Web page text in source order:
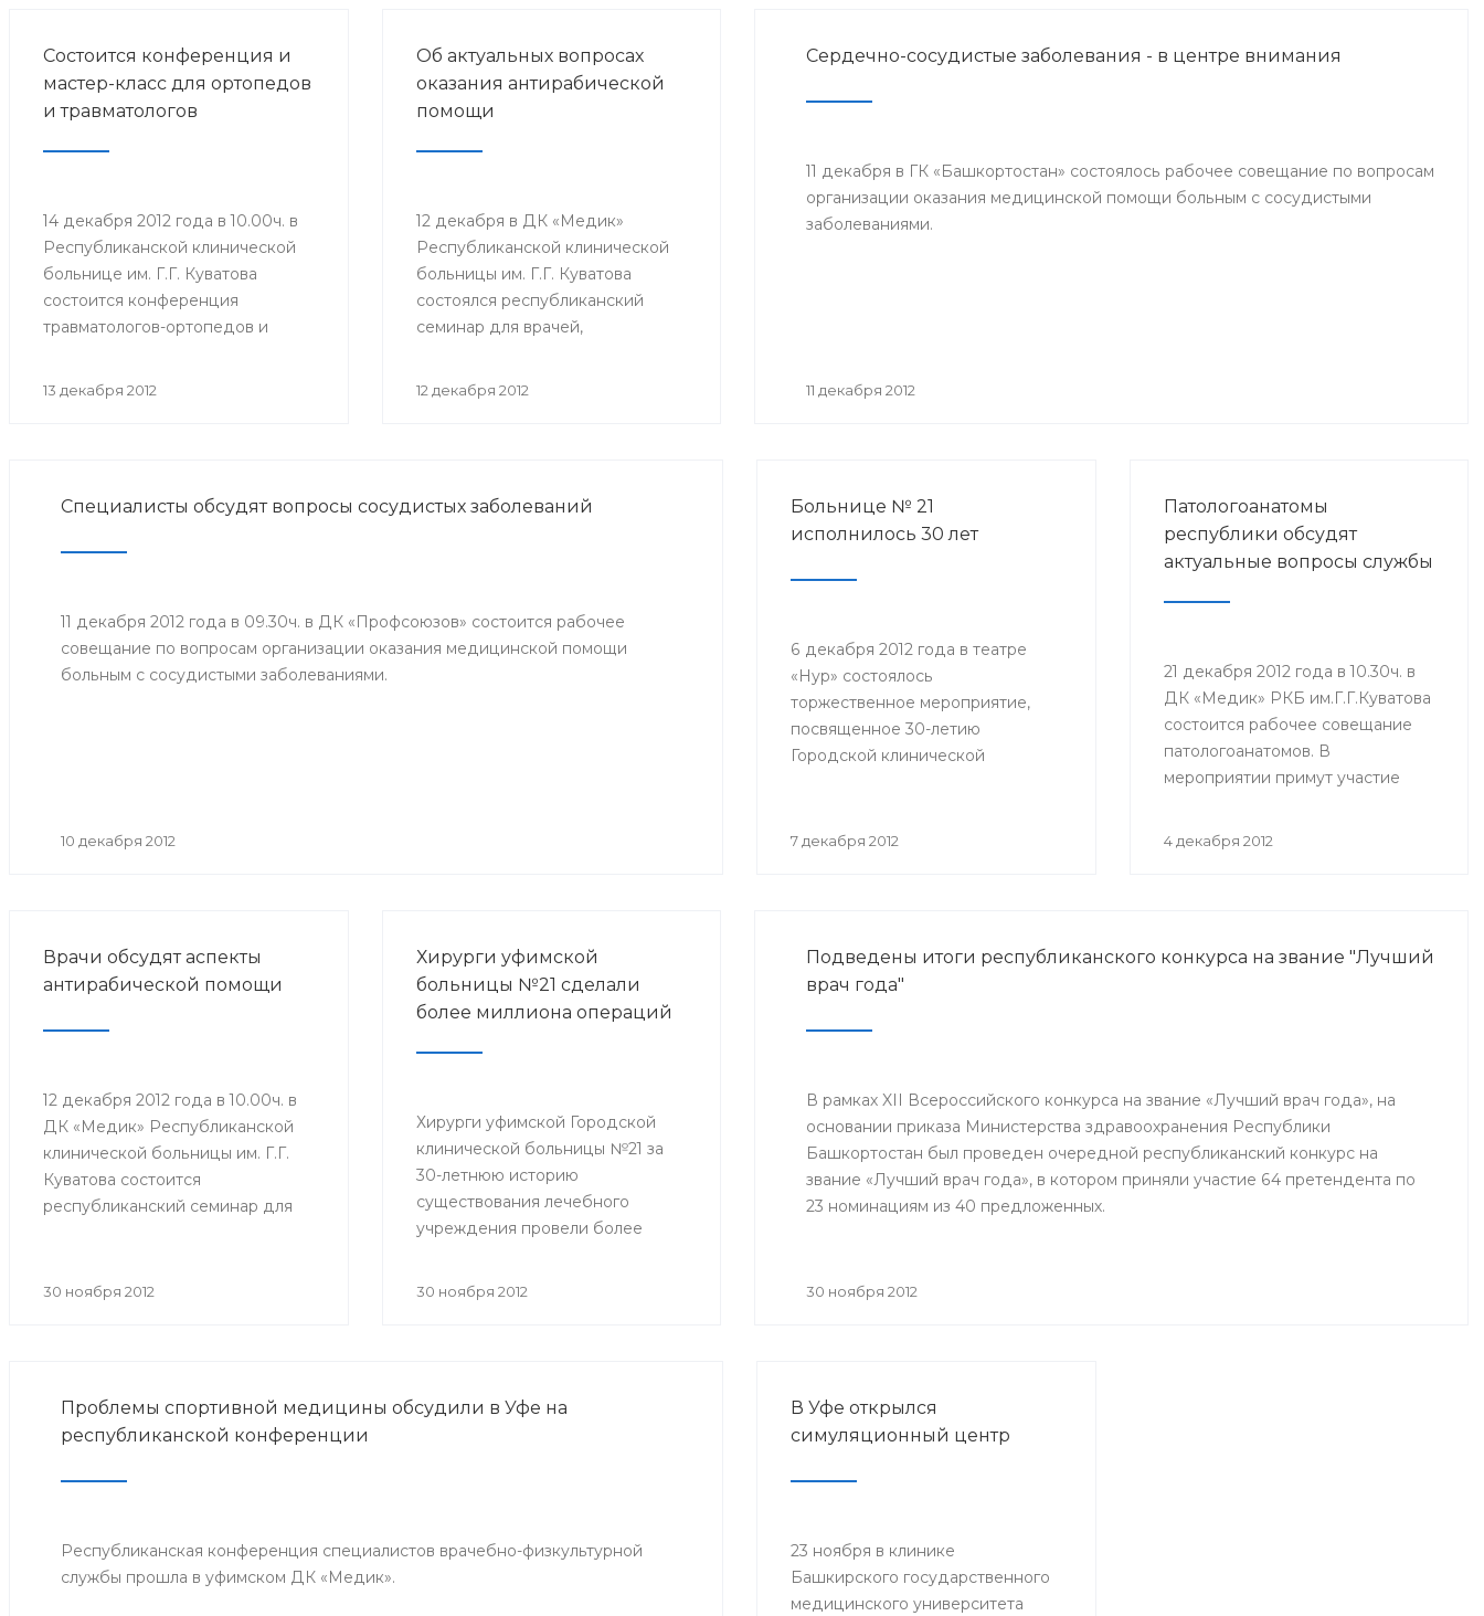
работников здравоохранения
Состоится конференция и
мастер-класс для ортопедов
и травматологов
14 декабря 2012 года в 10.00ч. в
Республиканской клинической
больнице им. Г.Г. Куватова
состоится конференция
травматологов-ортопедов и
«Ортопедо-травматологическая
повышения квалификации
13 декабря 2012
Об актуальных вопросах
оказания антирабической
помощи
12 декабря в ДК «Медик»
Республиканской клинической
больницы им. Г.Г. Куватова
состоялся республиканский
семинар для врачей,
оказания антирабической
совершенствования
12 декабря 2012
Сердечно-сосудистые заболевания - в центре внимания
11 декабря в ГК «Башкортостан» состоялось рабочее совещание по вопросам
организации оказания медицинской помощи больным с сосудистыми
заболеваниями.
11 декабря 2012
Специалисты обсудят вопросы сосудистых заболеваний
11 декабря 2012 года в 09.30ч. в ДК «Профсоюзов» состоится рабочее
совещание по вопросам организации оказания медицинской помощи
больным с сосудистыми заболеваниями.
10 декабря 2012
Больнице № 21
исполнилось 30 лет
6 декабря 2012 года в театре
«Нур» состоялось
торжественное мероприятие,
посвященное 30-летию
Городской клинической
7 декабря 2012
Патологоанатомы
республики обсудят
актуальные вопросы службы
21 декабря 2012 года в 10.30ч. в
ДК «Медик» РКБ им.Г.Г.Куватова
состоится рабочее совещание
патологоанатомов. В
мероприятии примут участие
патологоанатомическую службу
4 декабря 2012
Врачи обсудят аспекты
антирабической помощи
12 декабря 2012 года в 10.00ч. в
ДК «Медик» Республиканской
клинической больницы им. Г.Г.
Куватова состоится
республиканский семинар для
антирабической помощи в
антирабической помощи
населению Башкортостана.
30 ноября 2012
Хирурги уфимской
больницы №21 сделали
более миллиона операций
Хирурги уфимской Городской
клинической больницы №21 за
30-летнюю историю
существования лечебного
учреждения провели более
перевязочных и операционных
30 ноября 2012
Подведены итоги республиканского конкурса на звание "Лучший
врач года"
В рамках XII Всероссийского конкурса на звание «Лучший врач года», на
основании приказа Министерства здравоохранения Республики
Башкортостан был проведен очередной республиканский конкурс на
звание «Лучший врач года», в котором приняли участие 64 претендента по
23 номинациям из 40 предложенных.
30 ноября 2012
Проблемы спортивной медицины обсудили в Уфе на
республиканской конференции
Республиканская конференция специалистов врачебно-физкультурной
службы прошла в уфимском ДК «Медик».
В Уфе открылся
симуляционный центр
23 ноября в клинике
Башкирского государственного
медицинского университета